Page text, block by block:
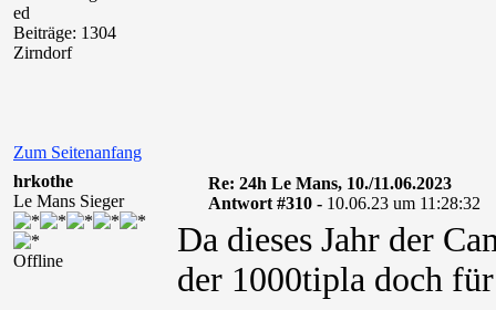
ed
Beiträge: 1304
Zirndorf
Zum Seitenanfang
hrkothe
Le Mans Sieger
Offline
Re: 24h Le Mans, 10./11.06.2023
Antwort #310 - 10.06.23 um 11:28:32
Da dieses Jahr der
der 1000tipla doch